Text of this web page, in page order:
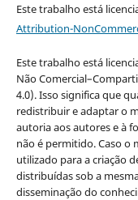
Este trabalho está
Attribution-
Este trabalho está
Não
4.0). Isso significa que
redistribuir e adaptar o
autoria aos autores e à
não é permitido. Caso o
utilizado para a criação
distribuídas sob a
disseminação do